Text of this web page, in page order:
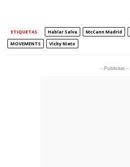
ETIQUETAS Hablar Salva McCann Madrid
MOVEMENTS
Vicky Nieto
- Publicitat -